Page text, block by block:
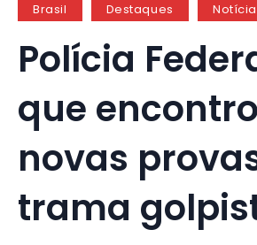
Brasil Destaques
Polícia
que
novas
trama